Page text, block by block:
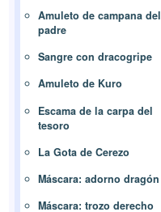
Amuleto de campana del
padre
Sangre con dracogripe
Amuleto de Kuro
Escama de la carpa del
tesoro
La Gota de Cerezo
Máscara: adorno dragón
Máscara: trozo derecho